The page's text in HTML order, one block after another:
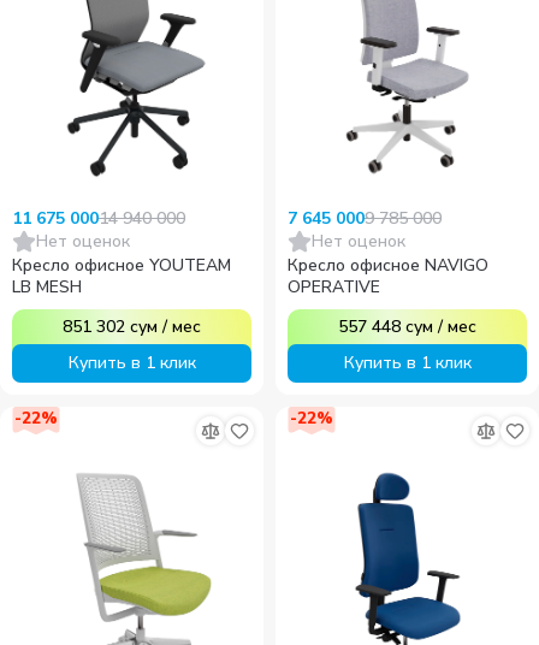
11 675 00014 940 000
Нет оценок
Кресло офисное YOUTEAM
LB MESH
851 302 сум /мес
Купить в 1 клик
7 645 0009 785 000
Нет оценок
Кресло офисное NAVIGO
OPERATIVE
557 448 сум /мес
Купить в 1 клик
-22% -22%